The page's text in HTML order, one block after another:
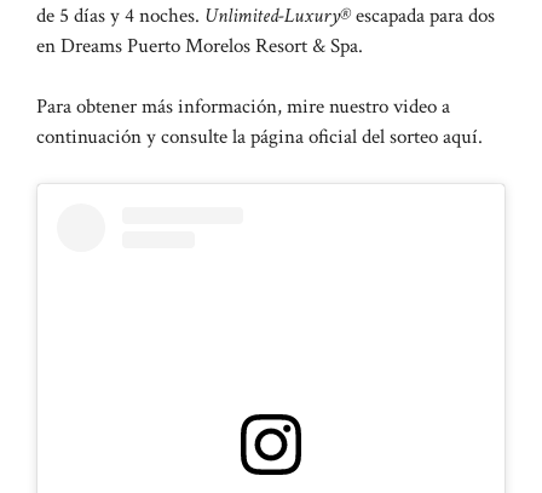
de 5 días y 4 noches. Unlimited-Luxury®escapada para dos
en Dreams Puerto Morelos Resort & Spa.
Para obtener más información, mire nuestro video a
continuación y consulte la página oficial del sorteo aquí.